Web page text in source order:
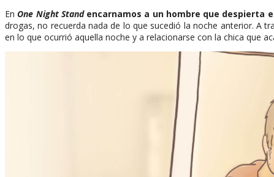
EnOne Night Stand encarnamos a un hombre que despierta
drogas, no recuerda nada de lo que sucedió la noche anterior. A
en lo que ocurrió aquella noche y a relacionarse con la chica que